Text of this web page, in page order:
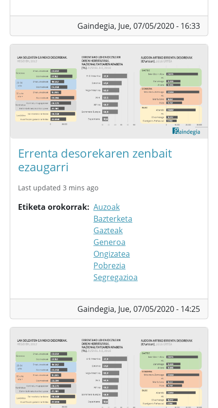
Gaindegia, Jue, 07/05/2020 - 16:33
Errenta desorekaren zenbait
ezaugarri
Last updated 3 mins ago
Etiketa orokorrak Auzoak
Bazterketa
Gazteak
Generoa
Ongizatea
Pobrezia
Segregazioa
Gaindegia, Jue, 07/05/2020 - 14:25